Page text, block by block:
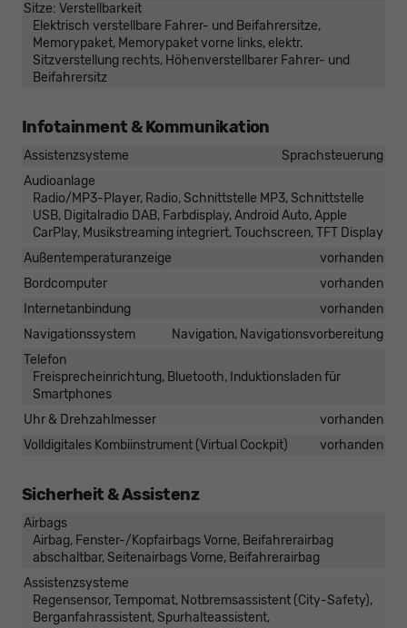
Sitze: Verstellbarkeit
Elektrisch verstellbare Fahrer- und Beifahrersitze,
Memorypaket, Memorypaket vorne links, elektr.
Sitzverstellung rechts, Höhenverstellbarer Fahrer- und
Beifahrersitz
Infotainment & Kommunikation
Assistenzsysteme
Sprachsteuerung
Audioanlage
Radio/MP3-Player, Radio, Schnittstelle MP3, Schnittstelle
USB, Digitalradio DAB, Farbdisplay, Android Auto, Apple
CarPlay, Musikstreaming integriert, Touchscreen, TFT Display
Außentemperaturanzeige
vorhanden
Bordcomputer
vorhanden
Internetanbindung
vorhanden
Navigationssystem
Navigation, Navigationsvorbereitung
Telefon
Freisprecheinrichtung, Bluetooth, Induktionsladen für
Smartphones
Uhr & Drehzahlmesser
vorhanden
Volldigitales Kombiinstrument (Virtual Cockpit)
vorhanden
Sicherheit & Assistenz
Airbags
Airbag, Fenster-/Kopfairbags Vorne, Beifahrerairbag
abschaltbar, Seitenairbags Vorne, Beifahrerairbag
Assistenzsysteme
Regensensor, Tempomat, Notbremsassistent (City-Safety),
Berganfahrassistent, Spurhalteassistent,